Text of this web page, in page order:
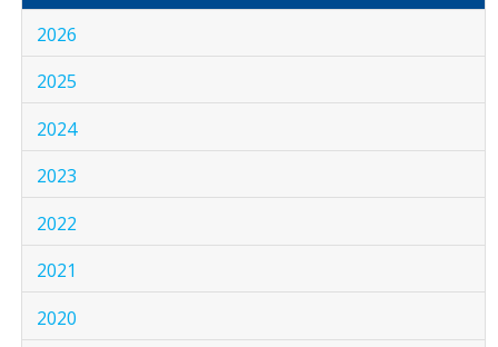
2026
2025
2024
2023
2022
2021
2020